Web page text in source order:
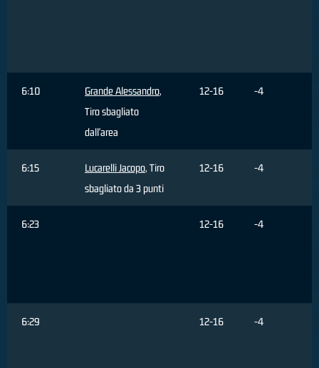
6:10 Grande Alessandro,
Tiro sbagliato
dall'area
12-16 -4
6:15 Lucarelli Jacopo, Tiro
sbagliato da 3 punti
12-16 -4
6:23 12-16 -4
6:29 12-16 -4